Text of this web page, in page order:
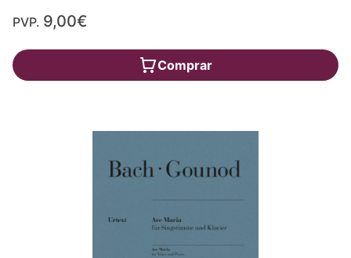
PVP. 9,00€
Comprar